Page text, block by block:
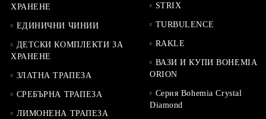
ХРАНЕНЕ
ЕДИНИЧНИ ЧИНИИ
ДЕТСКИ КОМПЛЕКТИ ЗА
ХРАНЕНЕ
ЗЛАТНА ТРАПЕЗА
СРЕБЪРНА ТРАПЕЗА
ЛИМОНЕНА ТРАПЕЗА
STRIX
TURBULENCE
RAKLE
ВАЗИ И КУПИ BOHEMIA
ORION
Серия Bohemia Crystal
Diamond